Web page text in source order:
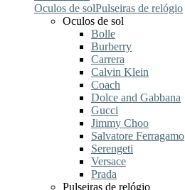
Oculos de solPulseiras de relógio
Oculos de sol
Bolle
Burberry
Carrera
Calvin Klein
Coach
Dolce and Gabbana
Gucci
Jimmy Choo
Salvatore Ferragamo
Serengeti
Versace
Prada
Pulseiras de relógio